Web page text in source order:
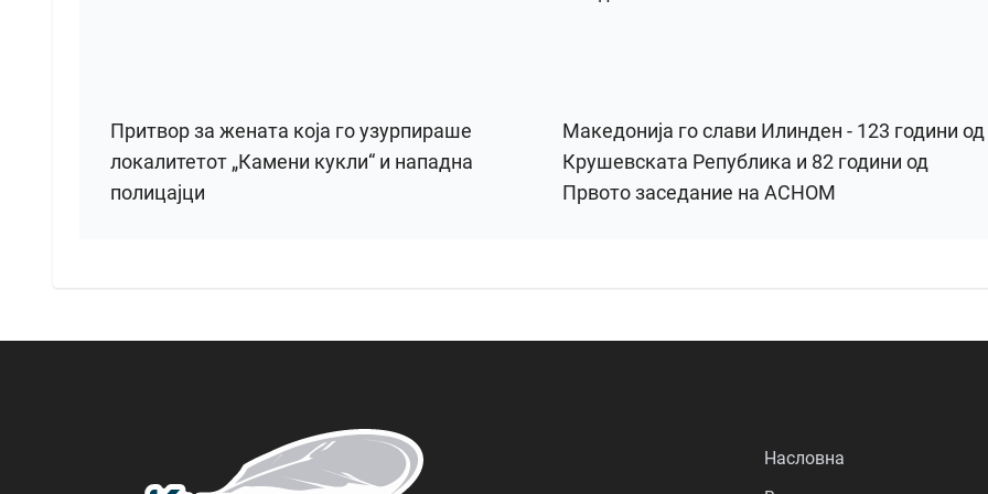
Притвор за жената која го узурпираше
локалитетот „Камени кукли“ и нападна
полицајци
Македонија го слави Илинден - 123 години од
Крушевската Република и 82 години од
Првото заседание на АСНОМ
Насловна